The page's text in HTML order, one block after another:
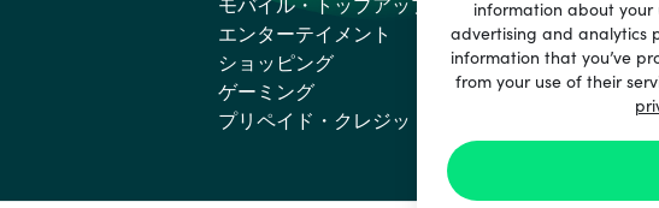
information about your
advertising and analytics
information that you’ve
from your use of their
エンターテイメント
ショッピング
ゲーミング
プリペイド・クレジットカード